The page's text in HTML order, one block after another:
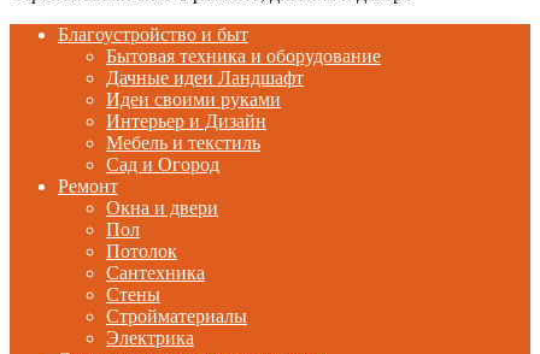
Благоустройство и быт
Бытовая техника и оборудование
Дачные идеи Ландшафт
Идеи своими руками
Интерьер и Дизайн
Мебель и текстиль
Сад и Огород
Ремонт
Окна и двери
Пол
Потолок
Сантехника
Стены
Стройматериалы
Электрика